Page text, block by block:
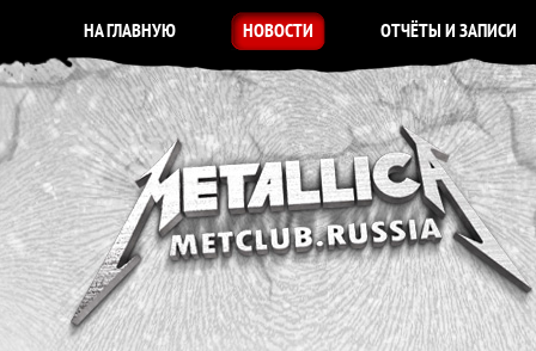
НА ГЛАВНУЮ НОВОСТИ ОТЧЁТЫ И ЗАПИСИ